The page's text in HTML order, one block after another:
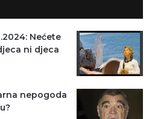
Nećete
ni djeca
nepogoda